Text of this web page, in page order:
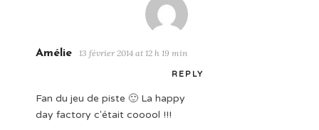
Amélie 13 février 2014 at 12 h 19 min
REPLY
Fan du jeu de piste 🙂 La happy
day factory c'était cooool !!!